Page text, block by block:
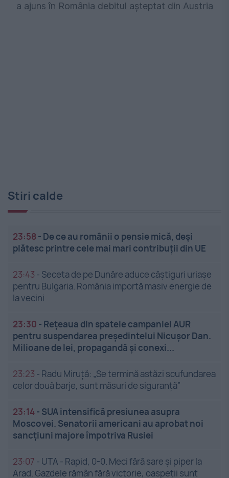
a ajuns în România debitul așteptat din Austria
Stiri calde
23:58 - De ce au românii o pensie mică, deși
plătesc printre cele mai mari contribuții din UE
23:43 - Seceta de pe Dunăre aduce câștiguri uriașe
pentru Bulgaria. România importă masiv energie de
la vecini
23:30 - Rețeaua din spatele campaniei AUR
pentru suspendarea președintelui Nicușor Dan.
Milioane de lei, propagandă și conexi...
23:23 - Radu Miruță: „Se termină astăzi scufundarea
celor două barje, sunt măsuri de siguranţă”
23:14- SUA intensifică presiunea asupra
Moscovei. Senatorii americani au aprobat noi
sancțiuni majore împotriva Rusiei
23:07 - UTA - Rapid, 0-0. Meci fără sare și piper la
Arad. Gazdele rămân fără victorie, oaspeții sunt